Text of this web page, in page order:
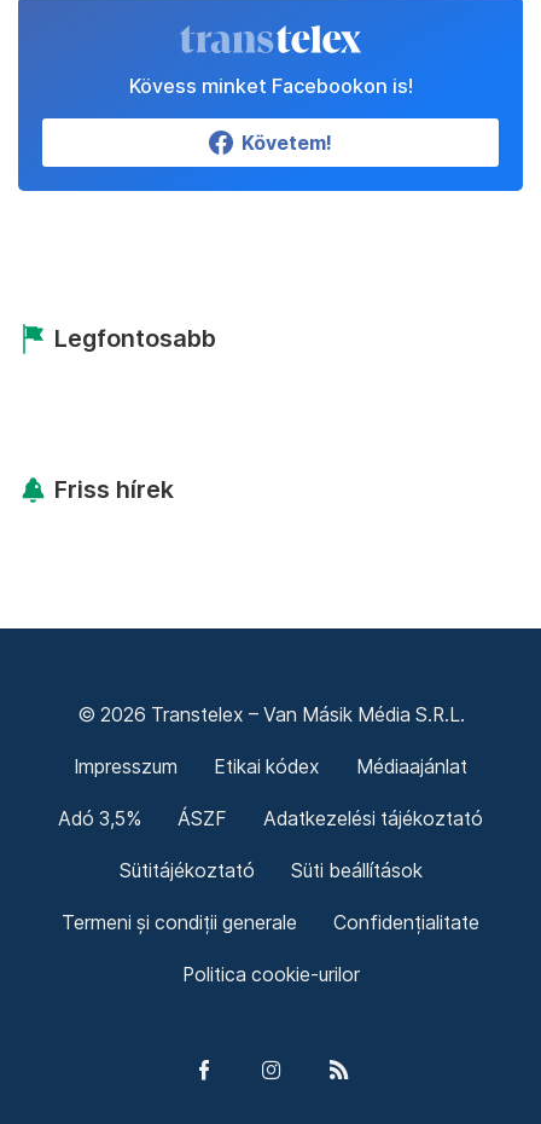
Kövess minket Facebookon is!
Követem!
Legfontosabb
Friss hírek
© 2026 Transtelex – Van Másik Média S.R.L.
Impresszum Etikai kódex Médiaajánlat
Adó 3,5% ÁSZF Adatkezelési tájékoztató
Sütitájékoztató Süti beállítások
Termeni și condiții generale Confidențialitate
Politica cookie-urilor